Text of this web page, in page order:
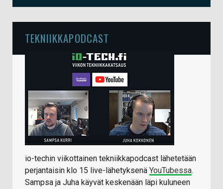
TEKNIIKKAPODCAST
io-techin viikottainen tekniikkapodcast lähetetään
perjantaisin klo 15 live-lähetyksenä YouTubessa.
Sampsa ja Juha käyvät keskenään läpi kuluneen